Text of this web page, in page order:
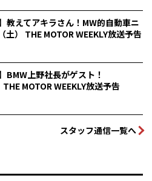
教えてアキラさん！MW的自動車ニ
土） THE MOTOR WEEKLY放送予告
BMW上野社長がゲスト！
MOTOR WEEKLY放送予告
スタッフ通信一覧へ